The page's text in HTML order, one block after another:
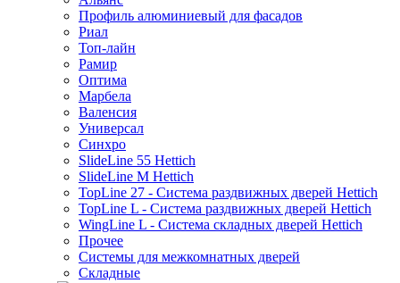
Профиль алюминиевый для фасадов
Риал
Топ-лайн
Рамир
Оптима
Марбела
Валенсия
Универсал
Синхро
SlideLine 55 Hettich
SlideLine M Hettich
TopLine 27 - Система раздвижных дверей Hettich
TopLine L - Система раздвижных дверей Hettich
WingLine L - Система складных дверей Hettich
Прочее
Системы для межкомнатных дверей
Складные